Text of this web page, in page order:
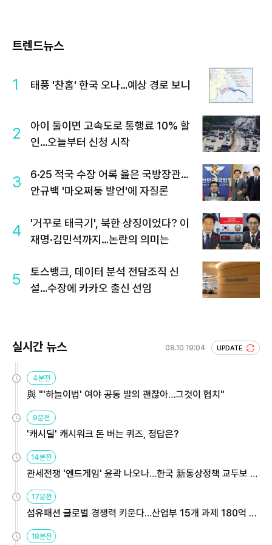
트렌드뉴스
1 태풍 '찬홈' 한국 오나…예상 경로 보니
2
아이 둘이면 고속도로 통행료 10% 할
인…오늘부터 신청 시작
3
6·25 적국 수장 어록 읊은 국방장관…
안규백 '마오쩌둥 발언'에 자질론
4
'거꾸로 태극기', 북한 상징이었다? 이
재명·김민석까지…논란의 의미는
5
토스뱅크, 데이터 분석 전담조직 신
설…수장에 카카오 출신 선임
실시간 뉴스 08.10 19:04 UPDATE
4분전
與 "'하늘이법' 여야 공동 발의 괜찮아…그것이 협치"
9분전
'캐시딜' 캐시워크 돈 버는 퀴즈, 정답은?
14분전
관세전쟁 '엔드게임' 윤곽 나오나…한국 新통상정책 교두보 활
용해야
17분전
섬유패션 글로벌 경쟁력 키운다…산업부 15개 과제 180억 지
원
18분전